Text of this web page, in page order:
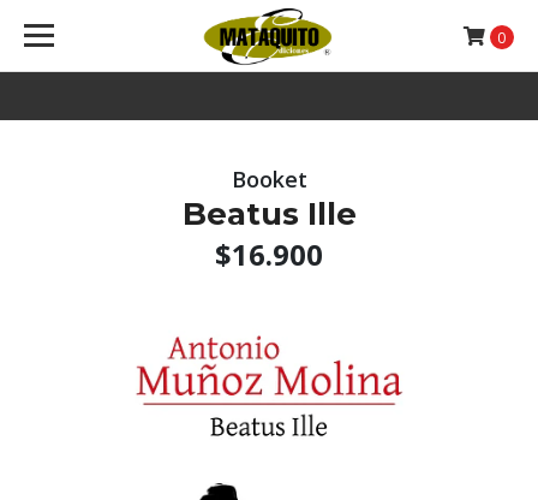
0
Booket
Beatus Ille
$16.900